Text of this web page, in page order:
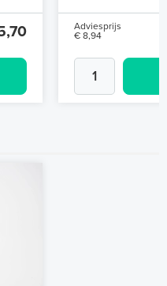
Adviesprijs
€ 8,94